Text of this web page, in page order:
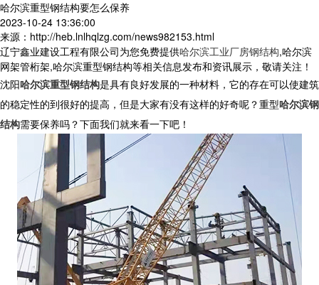
哈尔滨重型钢结构要怎么保养
2023-10-24 13:36:00
来源：http://heb.lnlhqlzg.com/news982153.html
辽宁鑫业建设工程有限公司为您免费提供哈尔滨工业厂房钢结构,哈尔滨
网架管桁架,哈尔滨重型钢结构等相关信息发布和资讯展示，敬请关注！
沈阳哈尔滨重型钢结构是具有良好发展的一种材料，它的存在可以使建筑
的稳定性的到很好的提高，但是大家有没有这样的好奇呢？重型哈尔滨钢
结构需要保养吗？下面我们就来看一下吧！